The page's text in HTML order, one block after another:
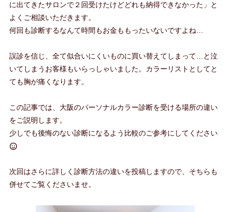
に出てきたサロンで２回受けたけどどれも納得できなかった」と
よくご相談いただきます。
何回も診断するなんて時間もお金ももったいないですよね…
誤診を信じ、全て似合いにくいものに買い替えてしまって…と泣
いてしまうお客様もいらっしゃいました。カラーリストとしてと
ても胸が痛くなります。
この記事では、大阪のパーソナルカラー診断を受ける場所の違い
をご説明します。
少しでも後悔のない診断になるよう比較のご参考にしてください
次回はさらに詳しく診断方法の違いを投稿しますので、そちらも
併せてご覧くださいませ。